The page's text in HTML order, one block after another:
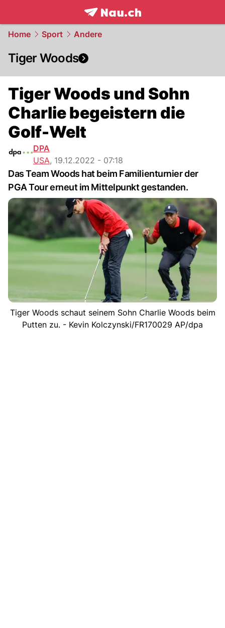
frontpage.NAU.ch
Home Sport Andere
Tiger Woods
Tiger Woods und Sohn
Charlie begeistern die
Golf-Welt
DPA
USA, 19.12.2022 - 07:18
Das Team Woods hat beim Familienturnier der
PGA Tour erneut im Mittelpunkt gestanden.
Tiger Woods schaut seinem Sohn Charlie Woods beim
Putten zu. - Kevin Kolczynski/FR170029 AP/dpa